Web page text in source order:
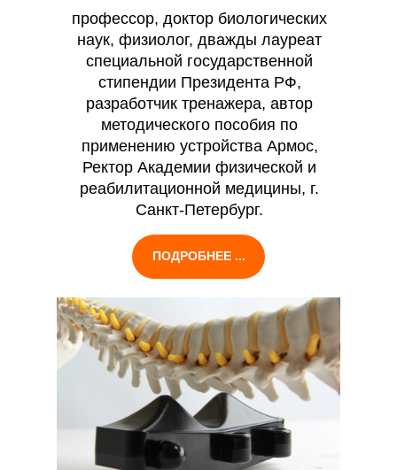
профессор, доктор биологических
наук, физиолог, дважды лауреат
специальной государственной
стипендии Президента РФ,
разработчик тренажера, автор
методического пособия по
применению устройства Армос,
Ректор Академии физической и
реабилитационной медицины, г.
Санкт-Петербург.
ПОДРОБНЕЕ ...